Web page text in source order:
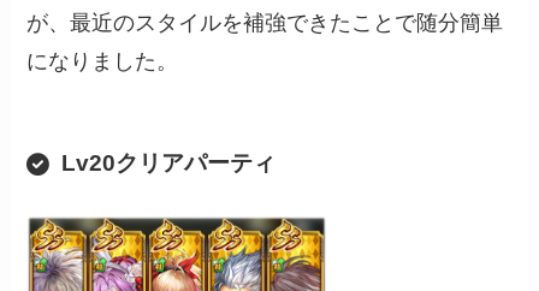
が、最近のスタイルを補強できたことで随分簡単
になりました。
Lv20クリアパーティ